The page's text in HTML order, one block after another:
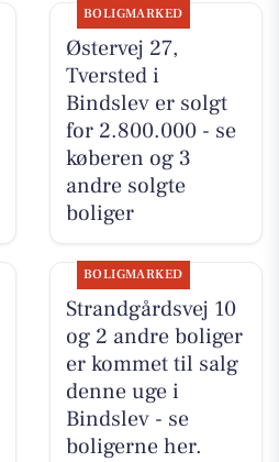
BOLIGMARKED
Østervej 27,
Tversted i
Bindslev er solgt
for 2.800.000 - se
køberen og 3
andre solgte
boliger
BOLIGMARKED
Strandgårdsvej 10
og 2 andre boliger
er kommet til salg
denne uge i
Bindslev - se
boligerne her.